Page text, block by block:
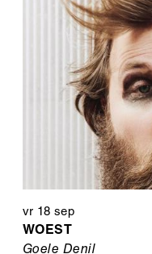
vr 18 sep
WOEST
Goele Denil